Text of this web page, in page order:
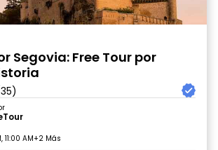
Segovia: Free Tour por
11:00 AM+2 Más